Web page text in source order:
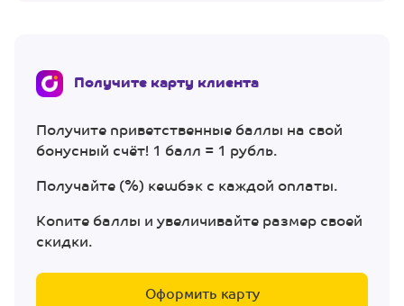
Получите карту клиента
Получите приветственные баллы на свой
бонусный счёт! 1 балл = 1 рубль.
Получайте (%) кешбэк с каждой оплаты.
Копите баллы и увеличивайте размер своей
скидки.
Оформить карту